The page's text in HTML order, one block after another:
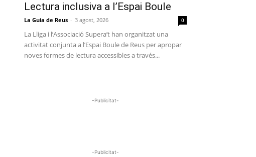
Lectura inclusiva a l’Espai Boule
La Guia de Reus - 3 agost, 2026 0
La Lliga i l’Associació Supera’t han organitzat una
activitat conjunta a l’Espai Boule de Reus per apropar
noves formes de lectura accessibles a través...
-Publicitat-
-Publicitat-